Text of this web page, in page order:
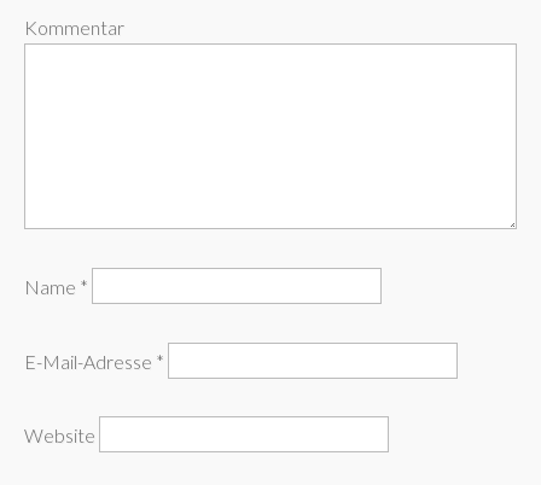
Kommentar
Name *
E-Mail-Adresse *
Website